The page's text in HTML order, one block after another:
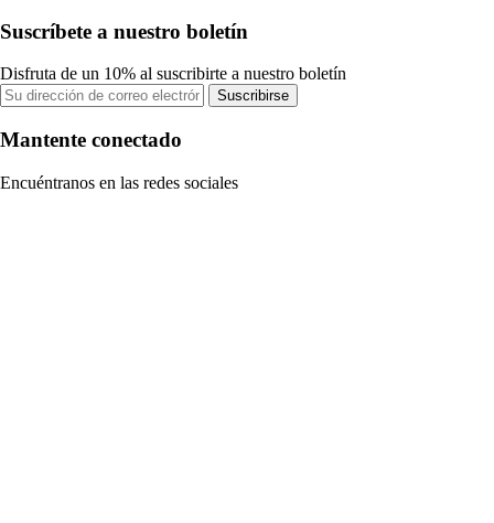
Suscríbete a nuestro boletín
Disfruta de un 10% al suscribirte a nuestro boletín
Suscribirse
Mantente conectado
Encuéntranos en las redes sociales